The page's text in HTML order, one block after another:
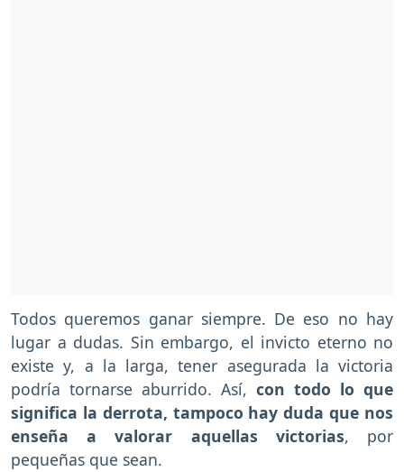
Todos queremos ganar siempre. De eso no hay
lugar a dudas. Sin embargo, el invicto eterno no
existe y, a la larga, tener asegurada la victoria
podría tornarse aburrido. Así, con todo lo que
significa la derrota, tampoco hay duda que nos
enseña a valorar aquellas victorias, por
pequeñas que sean.